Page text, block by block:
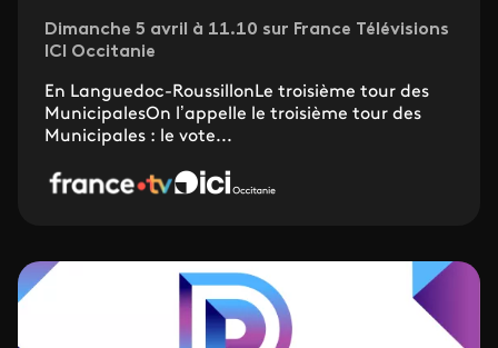
Dimanche 5 avril à 11.10 sur France Télévisions
ICI Occitanie
En Languedoc-RoussillonLe troisième tour des
MunicipalesOn l’appelle le troisième tour des
Municipales : le vote...